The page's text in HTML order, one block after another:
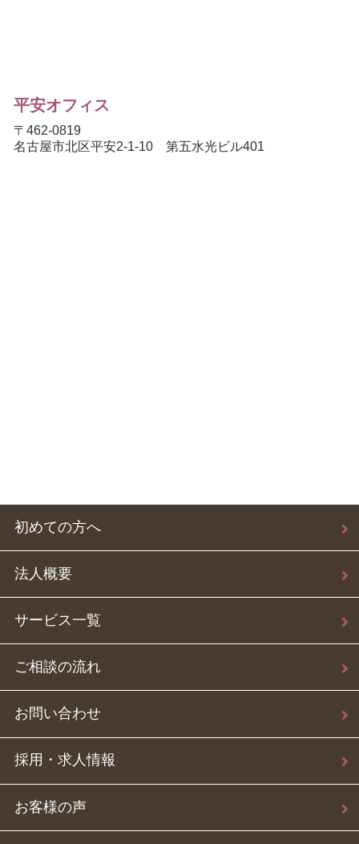
平安オフィス
〒462-0819
名古屋市北区平安2-1-10 第五水光ビル401
初めての方へ
法人概要
サービス一覧
ご相談の流れ
お問い合わせ
採用・求人情報
お客様の声